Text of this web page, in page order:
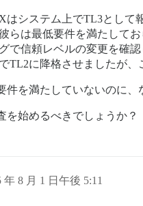
はシステム上でTL3として
らは最低要件を満たして
で信頼レベルの変更を確
TL2に降格させましたが、
件を満たしていないのに
を始めるべきでしょうか？
年 8 月 1 日午後 5:11